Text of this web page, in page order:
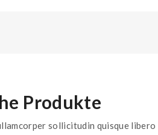
Produkte
sollicitudin quisque libero